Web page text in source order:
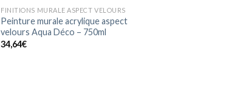
FINITIONS MURALE ASPECT VELOURS
Peinture murale acrylique aspect
velours Aqua Déco – 750ml
34,64€